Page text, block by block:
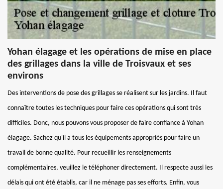
Yohan élagage et les opérations de mise en place
des grillages dans la ville de Troisvaux et ses
environs
Des interventions de pose des grillages se réalisent sur les jardins. Il faut
connaître toutes les techniques pour faire ces opérations qui sont très
difficiles. Donc, nous pouvons vous proposer de faire confiance à Yohan
élagage. Sachez qu'il a tous les équipements appropriés pour faire un
travail de bonne qualité. Pour recueillir les renseignements
complémentaires, veuillez le téléphoner directement. Il respecte aussi les
délais qui ont été établis, car il ne ménage pas ses efforts. Enfin, vous